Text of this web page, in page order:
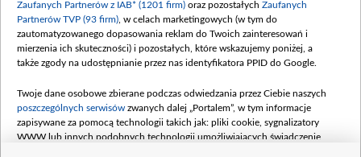
Zaufanych Partnerów z IAB* (1201 firm) oraz pozostałych Zaufanych
Partnerów TVP (93 firm) , w celach marketingowych (w tym do
zautomatyzowanego dopasowania reklam do Twoich zainteresowań i
mierzenia ich skuteczności) i pozostałych, które wskazujemy poniżej, a
także zgody na udostępnianie przez nas identyfikatora PPID do Google.
Twoje dane osobowe zbierane podczas odwiedzania przez Ciebie naszych
poszczególnych serwisów zwanych dalej „Portalem”, w tym informacje
zapisywane za pomocą technologii takich jak: pliki cookie, sygnalizatory
WWW lub innych podobnych technologii umożliwiających świadczenie